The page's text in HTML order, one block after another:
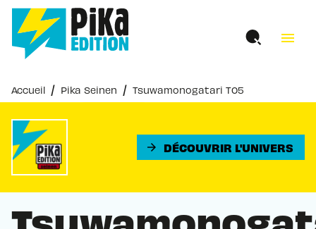
MENU RECHERCHE
PIED DE PAGE
menu
Accueil / Pika Seinen / Tsuwamonogatari T05
arrow_forward DÉCOUVRIR L'UNIVERS